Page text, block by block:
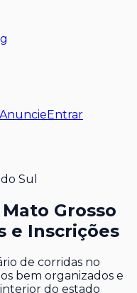
AnuncieEntrar
Sul
Grosso
e Inscrições
de corridas no
bem organizados e
do estado